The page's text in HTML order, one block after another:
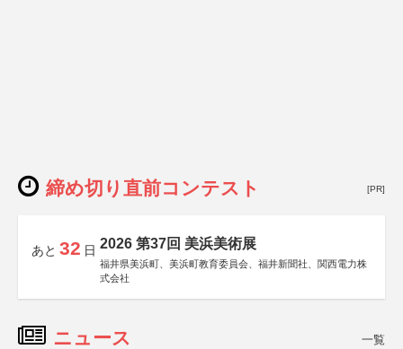
締め切り直前コンテスト [PR]
あと 32 日 2026 第37回 美浜美術展
福井県美浜町、美浜町教育委員会、福井新聞社、関西電力株
式会社
ニュース 一覧